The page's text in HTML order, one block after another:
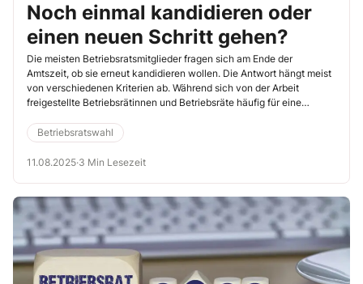
Noch einmal kandidieren oder
einen neuen Schritt gehen?
Die meisten Betriebsratsmitglieder fragen sich am Ende der
Amtszeit, ob sie erneut kandidieren wollen. Die Antwort hängt meist
von verschiedenen Kriterien ab. Während sich von der Arbeit
freigestellte Betriebsrätinnen und Betriebsräte häufig für eine
völlig unterschiedlich. Häufig hängt die Entscheidung davon ab, wie
gut sie ihre Betriebsratstätigkeiten und ihre reguläre Arbeit unter
einen Hut bekommen haben. Gab es hingegen in der
Betriebsrätinnen und -räte eher, ob sie sich das noch einmal für
weitere 4 Jahre „antun“ sollen. Im Folgenden lesen Sie, welche
Überlegungen Sie tätigen können, um in Ihrer eigenen Entscheidung
einen Schritt voranzukommen.
Betriebsratswahl
11.08.2025·3 Min Lesezeit